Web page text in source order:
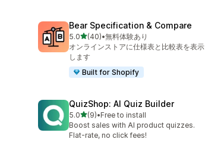
Bear Specification & Compare
5.05つ星中
(40)
合計レビュー数：40件
•無料体験あり
オンラインストアに仕様表と比較表を表示
します
Built for Shopify
QuizShop: AI Quiz Builder
5.05つ星中
(9)
合計レビュー数：9件
•Free to install
Boost sales with AI product quizzes.
Flat-rate, no click fees!